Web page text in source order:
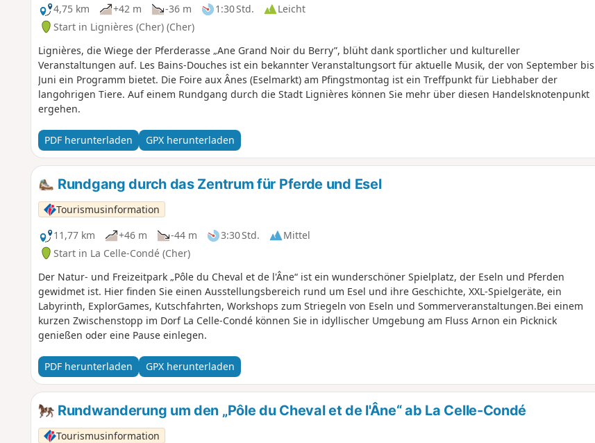
4,75 km
+42 m -36 m 1:30 Std.
Leicht
Start in Lignières (Cher) (Cher)
Lignières, die Wiege der Pferderasse „Ane Grand Noir du Berry”, blüht dank sportlicher und kultureller
Veranstaltungen auf. Les Bains-Douches ist ein bekannter Veranstaltungsort für aktuelle Musik, der von September bis
Juni ein Programm bietet. Die Foire aux Ânes (Eselmarkt) am Pfingstmontag ist ein Treffpunkt für Liebhaber der
langohrigen Tiere. Auf einem Rundgang durch die Stadt Lignières können Sie mehr über diesen Handelsknotenpunkt
ergehen.
PDF herunterladen GPX herunterladen
Rundgang durch das Zentrum für Pferde und Esel
Tourismusinformation
11,77 km
+46 m -44 m 3:30 Std.
Mittel
Start in La Celle-Condé (Cher)
Der Natur- und Freizeitpark „Pôle du Cheval et de l'Âne“ ist ein wunderschöner Spielplatz, der Eseln und Pferden
gewidmet ist. Hier finden Sie einen Ausstellungsbereich rund um Esel und ihre Geschichte, XXL-Spielgeräte, ein
Labyrinth, ExplorGames, Kutschfahrten, Workshops zum Striegeln von Eseln und Sommerveranstaltungen.Bei einem
kurzen Zwischenstopp im Dorf La Celle-Condé können Sie in idyllischer Umgebung am Fluss Arnon ein Picknick
genießen oder eine Pause einlegen.
PDF herunterladen GPX herunterladen
Rundwanderung um den „Pôle du Cheval et de l'Âne“ ab La Celle-Condé
Tourismusinformation